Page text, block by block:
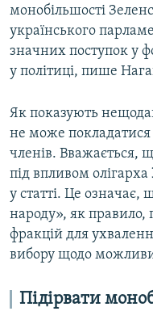
монобільшості
українського
значних поступок у
у політиці, пише
Як показують
не може покладатися
членів. Вважається,
під впливом олігарха
у статті. Це означає,
народу», як правило,
фракцій для
вибору щодо
Підірвати